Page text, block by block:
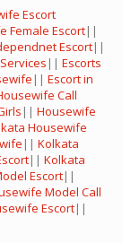
Escort
Female Escort||
Escort||
|| Escorts
|| Escort in
Call
|| Housewife
Housewife
|| Kolkata
|| Kolkata
Escort||
Model Call
Escort||